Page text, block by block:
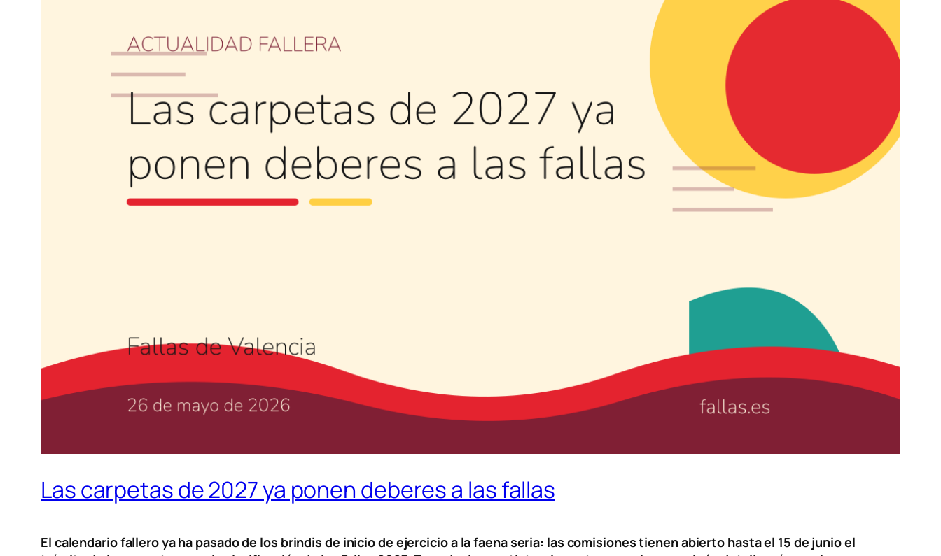
Las carpetas de 2027 ya ponen deberes a las fallas
El calendario fallero ya ha pasado de los brindis de inicio de ejercicio a la faena seria: las comisiones tienen abierto hasta el 15 de junio el